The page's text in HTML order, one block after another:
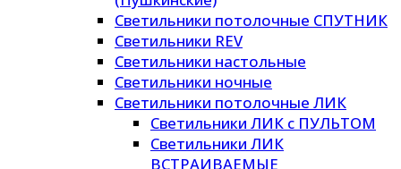
Светильники потолочные СПУТНИК
Светильники REV
Светильники настольные
Светильники ночные
Светильники потолочные ЛИК
Светильники ЛИК с ПУЛЬТОМ
Светильники ЛИК
ВСТРАИВАЕМЫЕ